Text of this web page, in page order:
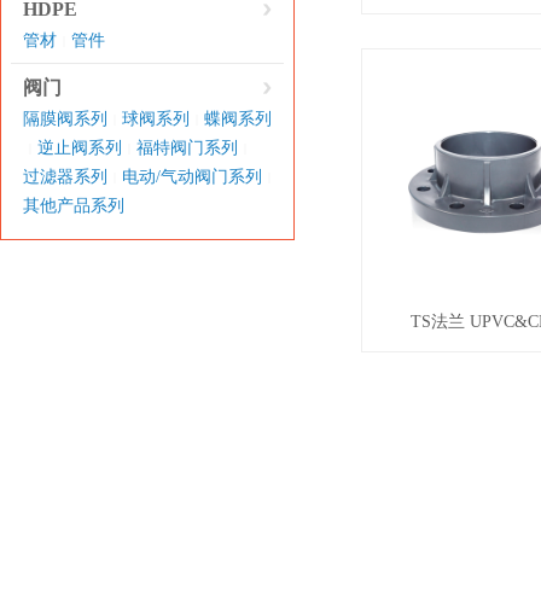
HDPE
管材 管件
阀门
隔膜阀系列 球阀系列 蝶阀系列
逆止阀系列 福特阀门系列
过滤器系列 电动/气动阀门系列
其他产品系列
TS法兰